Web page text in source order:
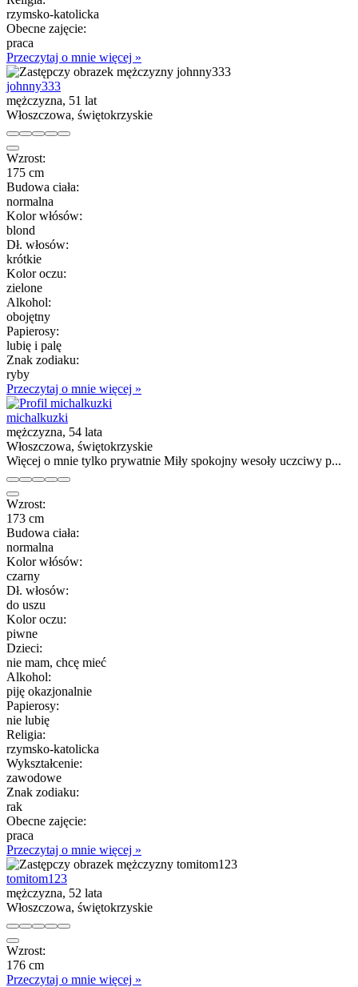
rzymsko-katolicka
Obecne zajęcie:
praca
Przeczytaj o mnie więcej »
johnny333
mężczyzna, 51 lat
Włoszczowa, świętokrzyskie
Wzrost:
175 cm
Budowa ciała:
normalna
Kolor włósów:
blond
Dł. włosów:
krótkie
Kolor oczu:
zielone
Alkohol:
obojętny
Papierosy:
lubię i palę
Znak zodiaku:
ryby
Przeczytaj o mnie więcej »
michalkuzki
mężczyzna, 54 lata
Włoszczowa, świętokrzyskie
Więcej o mnie tylko prywatnie Miły spokojny wesoły uczciwy p...
Wzrost:
173 cm
Budowa ciała:
normalna
Kolor włósów:
czarny
Dł. włosów:
do uszu
Kolor oczu:
piwne
Dzieci:
nie mam, chcę mieć
Alkohol:
piję okazjonalnie
Papierosy:
nie lubię
Religia:
rzymsko-katolicka
Wykształcenie:
zawodowe
Znak zodiaku:
rak
Obecne zajęcie:
praca
Przeczytaj o mnie więcej »
tomitom123
mężczyzna, 52 lata
Włoszczowa, świętokrzyskie
Wzrost:
176 cm
Przeczytaj o mnie więcej »